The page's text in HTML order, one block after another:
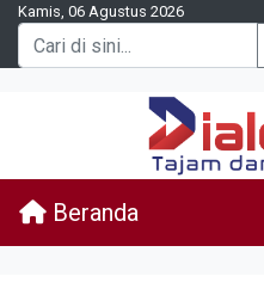
Kamis, 06 Agustus 2026
Beranda